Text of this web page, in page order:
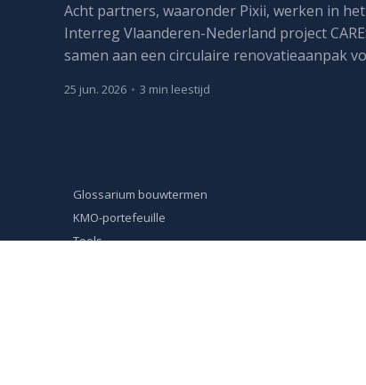
Acht partners, waaronder Pixii, werken in het
Interreg Vlaanderen-Nederland project
samen aan een circulaire renovatieaanpak
april 2026 tot maart 2029.
25 jun. 2026 • 3 min leestijd
Glossarium bouwtermen
KMO-portefeuille
Tools